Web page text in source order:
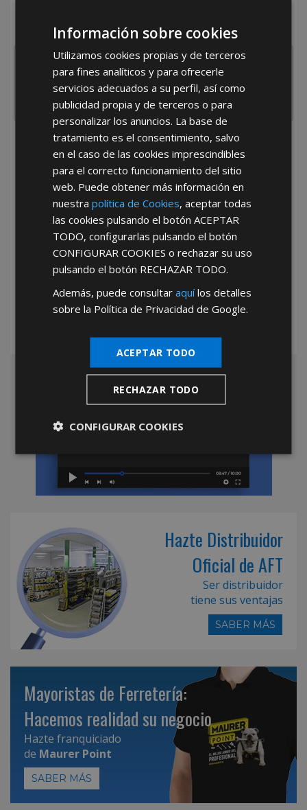
España
Portugal Otros
He leído y acepto laPolítica de Privacidad
Hazte Distribuidor
Oficial de AFT
Ser distribuidor
tiene sus ventajas
SABER MÁS
Mayoristas de Ferretería:
Hacemos realidad su negocio
Hazte franquiciado
de Maurer Point
SABER MÁS
Información sobre cookies
Utilizamos cookies propias y de terceros
para fines analíticos y para ofrecerle
servicios adecuados a su perfil, así como
publicidad propia y de terceros o para
personalizar los anuncios. La base de
tratamiento es el consentimiento, salvo
en el caso de las cookies imprescindibles
para el correcto funcionamiento del sitio
web. Puede obtener más información en
nuestrapolítica de Cookies, aceptar todas
las cookies pulsando el botónACEPTAR
TODO, configurarlas pulsando el botón
CONFIGURAR COOKIES o rechazar su uso
pulsando el botón RECHAZAR TODO.
Además, puede consultaraquílos detalles
sobre la Política de Privacidad de Google.
ACEPTAR TODO
RECHAZAR TODO
CONFIGURAR COOKIES